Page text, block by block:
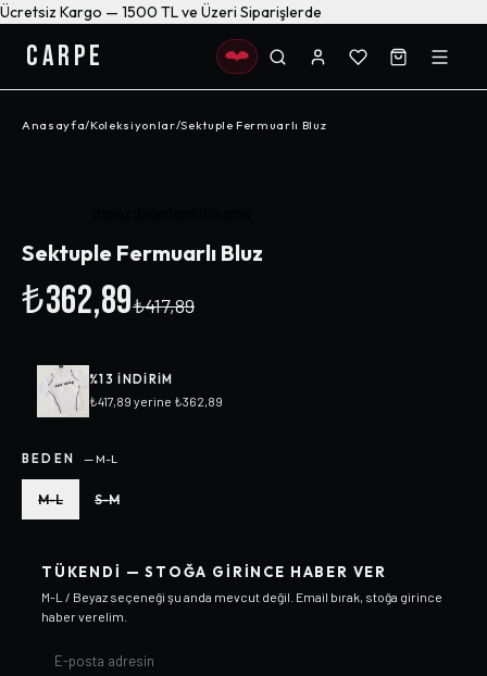
Ücretsiz Kargo — 1500 TL ve Üzeri Siparişlerde
CARPE
Anasayfa/Koleksiyonlar/Sektuple Fermuarlı Bluz
Sektuple Fermuarlı Bluz
₺362,89₺417,89
%13 INDIRIM
₺417,89 yerine ₺362,89
BEDEN — M-L
M-L S-M
TÜKENDI — STOĞA GIRINCE HABER VER
M-L / Beyaz seçeneği şu anda mevcut değil. Email bırak, stoğa girince
haber verelim.